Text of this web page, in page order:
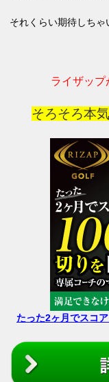
それくらい期待しちゃ
ライザップ
そろそろ本
たった2ヶ月でスコ